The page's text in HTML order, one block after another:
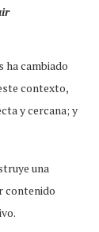
ha cambiado
contexto,
y cercana; y
una
contenido